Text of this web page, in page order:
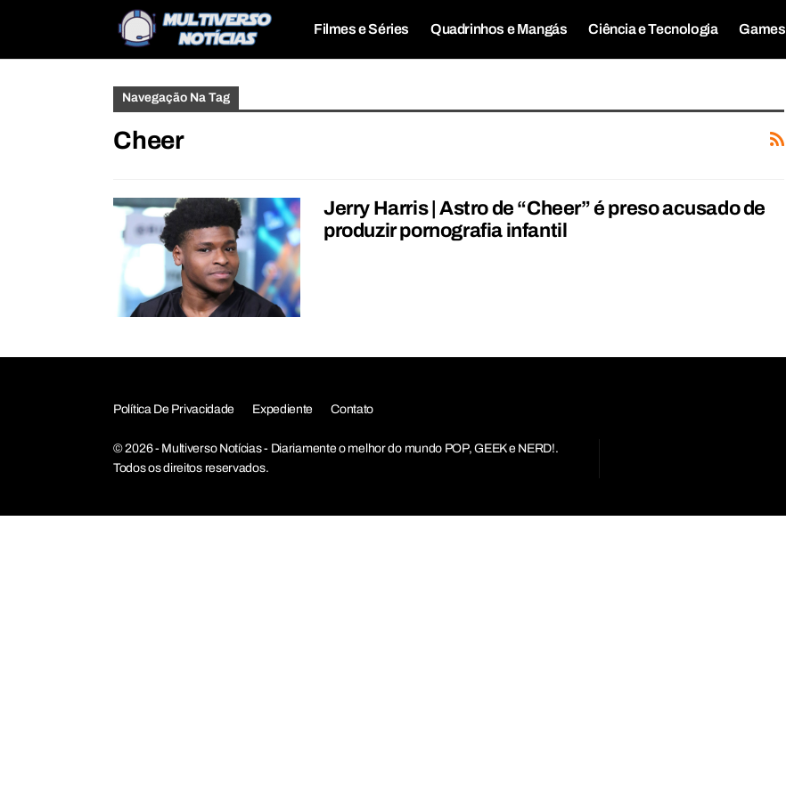
Filmes e Séries Quadrinhos e Mangás Ciência e Tecnologia Games
Navegação Na Tag
Cheer
Jerry Harris | Astro de “Cheer” é preso acusado de
produzir pornografia infantil
Política De Privacidade Expediente Contato
© 2026 - Multiverso Notícias - Diariamente o melhor do mundo POP, GEEK e NERD!.
Todos os direitos reservados.